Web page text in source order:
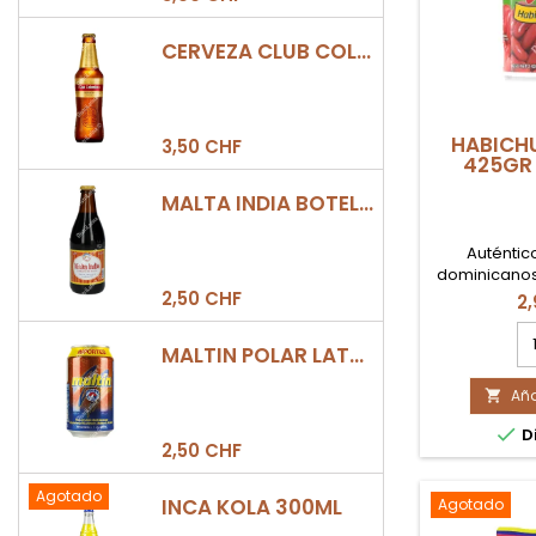
CERVEZA CLUB COLOMBIA DORADA BOTELLA 330ML
3,50 CHF
MALTA INDIA BOTELLA 355ML
2,50 CHF
MALTIN POLAR LATA 330ML
2,50 CHF
Agotado INCA KOLA 300ML
425GR
listo para
perfecta
Moro,
del
LA


Agotado